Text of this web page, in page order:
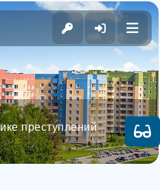
преступлений